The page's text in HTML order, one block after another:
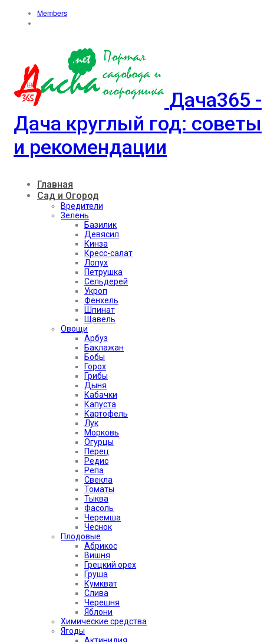
Members
Дача365 -
Дача круглый год: советы
и рекомендации
Главная
Сад и Огород
Вредители
Зелень
Базилик
Девясил
Кинза
Кресс-салат
Лопух
Петрушка
Сельдерей
Укроп
Фенхель
Шпинат
Щавель
Овощи
Арбуз
Баклажан
Бобы
Горох
Грибы
Дыня
Кабачки
Капуста
Картофель
Лук
Морковь
Огурцы
Перец
Редис
Репа
Свекла
Томаты
Тыква
Фасоль
Черемша
Чеснок
Плодовые
Абрикос
Вишня
Грецкий орех
Груша
Кумкват
Слива
Черешня
Яблони
Химические средства
Ягоды